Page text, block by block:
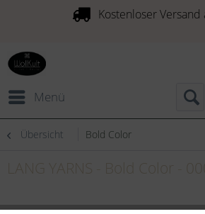
Kostenloser Versand
Menü
Übersicht Bold Color